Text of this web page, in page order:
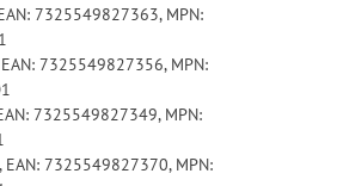
7325549827363, MPN:
7325549827356, MPN:
7325549827349, MPN:
EAN: 7325549827370, MPN: